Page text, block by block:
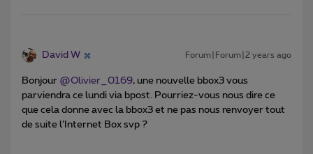
David W Forum|Forum|2 years ago
Bonjour @Olivier_0169, une nouvelle bbox3 vous
parviendra ce lundi via bpost. Pourriez-vous nous dire ce
que cela donne avec la bbox3 et ne pas nous renvoyer tout
de suite l’Internet Box svp ?